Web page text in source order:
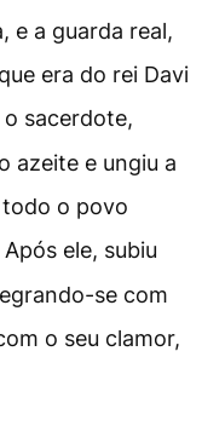
e a guarda real,
era do rei Davi
o sacerdote,
azeite e ungiu a
o povo
Após ele, subiu
se com
o seu clamor,